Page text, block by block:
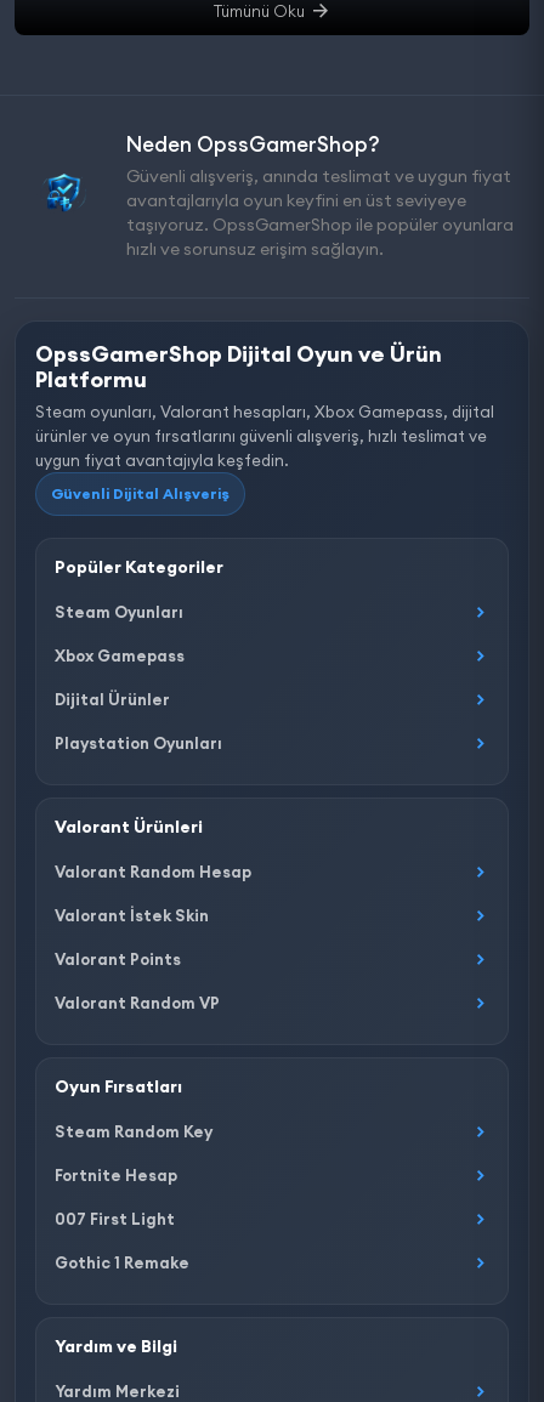
Tümünü Oku
Neden OpssGamerShop?
Güvenli alışveriş, anında teslimat ve uygun fiyat
avantajlarıyla oyun keyfini en üst seviyeye
taşıyoruz. OpssGamerShop ile popüler oyunlara
hızlı ve sorunsuz erişim sağlayın.
OpssGamerShop Dijital Oyun ve Ürün
Platformu
Steam oyunları, Valorant hesapları, Xbox Gamepass, dijital
ürünler ve oyun fırsatlarını güvenli alışveriş, hızlı teslimat ve
uygun fiyat avantajıyla keşfedin.
Güvenli Dijital Alışveriş
Popüler Kategoriler
Steam Oyunları
Xbox Gamepass
Dijital Ürünler
Playstation Oyunları
Valorant Ürünleri
Valorant Random Hesap
Valorant İstek Skin
Valorant Points
Valorant Random VP
Oyun Fırsatları
Steam Random Key
Fortnite Hesap
007 First Light
Gothic 1 Remake
Yardım ve Bilgi
Yardım Merkezi